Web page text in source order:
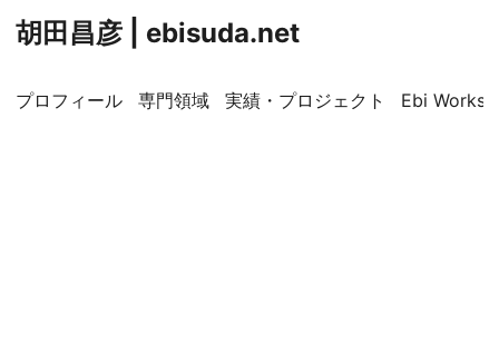
胡田昌彦 | ebisuda.net
プロフィール 専門領域 実績・プロジェクト Ebi